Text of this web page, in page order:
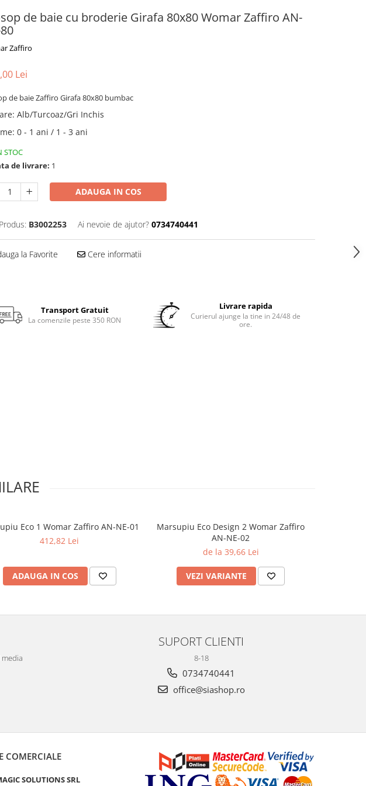
de baie cu broderie Girafa 80x80 Womar Zaffiro AN-
Zaffiro
Lei
de baie Zaffiro Girafa 80x80 bumbac
: Alb/Turcoaz/Gri Inchis
: 0 - 1 ani / 1 - 3 ani
STOC
de livrare: 1
ADAUGA IN COS
B3002253 Ai nevoie de ajutor? 0734740441
la Favorite Cere informatii
Transport Gratuit
La comenzile peste 350 RON
Livrare rapida
Curierul ajunge la tine in 24/48 de
ore.
Eco 1 Womar Zaffiro AN-NE-01
412,82 Lei
ADAUGA IN COS
Marsupiu Eco Design 2 Womar Zaffiro
AN-NE-02
de la 39,66 Lei
VEZI VARIANTE
SUPORT CLIENTI
8-18
0734740441
office@siashop.ro
COMERCIALE
SOLUTIONS SRL